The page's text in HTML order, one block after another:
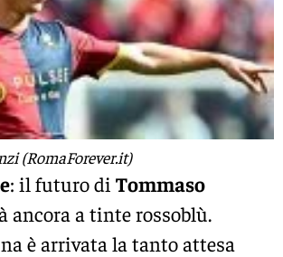
(RomaForever.it)
: il futuro di Tommaso
ancora a tinte rossoblù.
è arrivata la tanto attesa